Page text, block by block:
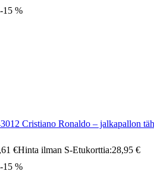
-15 %
Cristiano Ronaldo – jalkapallon
€Hinta ilman S-Etukorttia:28,95 €
-15 %